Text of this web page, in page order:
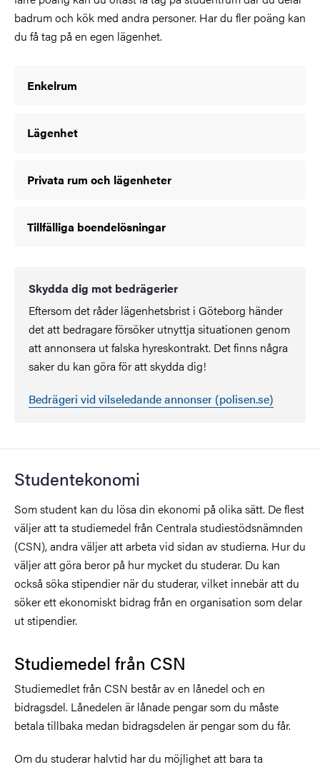
badrum och kök med andra personer. Har du fler poäng kan
du få tag på en egen lägenhet.
Enkelrum
Lägenhet
Privata rum och lägenheter
Tillfälliga boendelösningar
Skydda dig mot bedrägerier
Eftersom det råder lägenhetsbrist i Göteborg händer
det att bedragare försöker utnyttja situationen genom
att annonsera ut falska hyreskontrakt. Det finns några
saker du kan göra för att skydda dig!
Bedrägeri vid vilseledande annonser (polisen.se)
Studentekonomi
Som student kan du lösa din ekonomi på olika sätt. De flest
väljer att ta studiemedel från Centrala studiestödsnämnden
(CSN), andra väljer att arbeta vid sidan av studierna. Hur du
väljer att göra beror på hur mycket du studerar. Du kan
också söka stipendier när du studerar, vilket innebär att du
söker ett ekonomiskt bidrag från en organisation som delar
ut stipendier.
Studiemedel från CSN
Studiemedlet från CSN består av en lånedel och en
bidragsdel. Lånedelen är lånade pengar som du måste
betala tillbaka medan bidragsdelen är pengar som du får.
Om du studerar halvtid har du möjlighet att bara ta